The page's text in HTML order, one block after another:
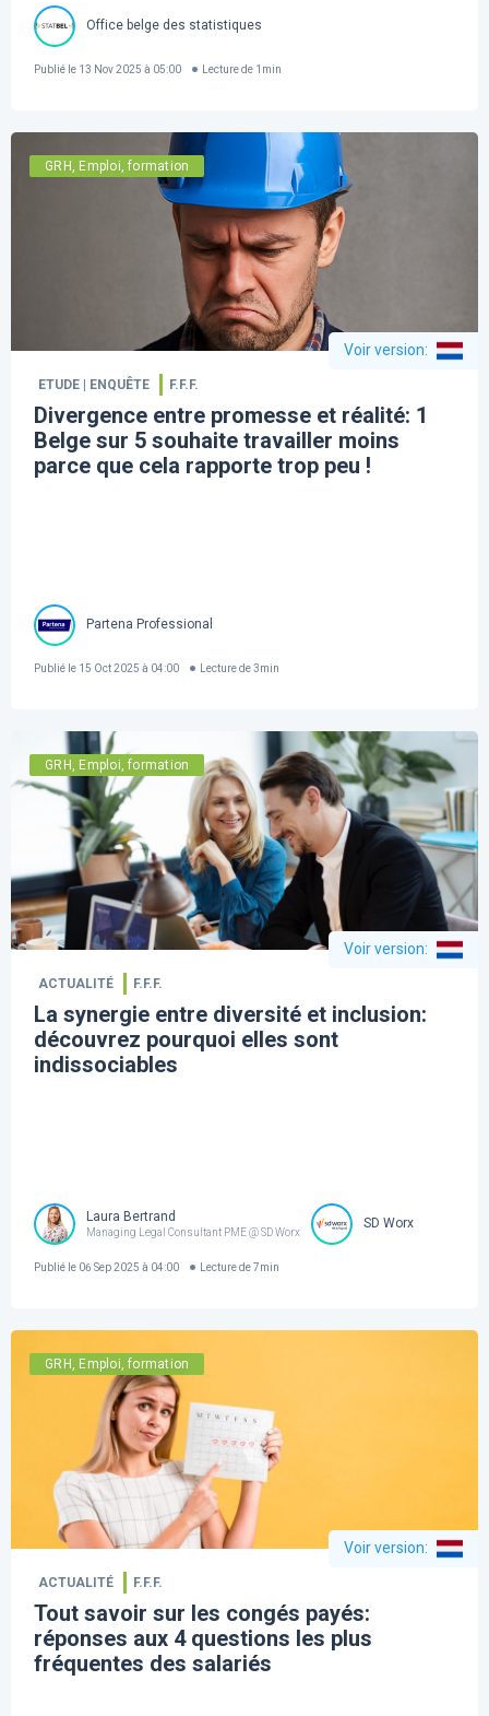
Office belge des statistiques
Publié le 13 Nov 2025 à 05:00 Lecture de 1 min
GRH, Emploi, formation
Voir version:
ETUDE | ENQUÊTE F.F.F.
Divergence entre promesse et réalité: 1
Belge sur 5 souhaite travailler moins
parce que cela rapporte trop peu !
Partena Professional
Publié le 15 Oct 2025 à 04:00 Lecture de 3min
GRH, Emploi, formation
Voir version:
ACTUALITÉ F.F.F.
La synergie entre diversité et inclusion:
découvrez pourquoi elles sont
indissociables
Laura Bertrand
Managing Legal Consultant PME @ SD Worx
SD Worx
Publié le 06 Sep 2025 à 04:00 Lecture de 7min
GRH, Emploi, formation
Voir version:
ACTUALITÉ F.F.F.
Tout savoir sur les congés payés:
réponses aux 4 questions les plus
fréquentes des salariés